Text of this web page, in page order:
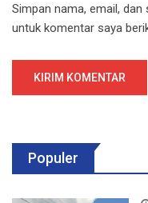
Simpan nama, email,
untuk komentar saya
Populer